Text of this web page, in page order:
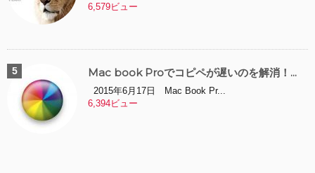
6,579ビュー
Mac book Proでコピペが遅いのを解消！...
2015年6月17日 Mac Book Pr...
6,394ビュー